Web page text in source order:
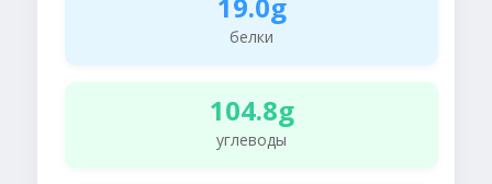
19.0g
белки
104.8g
углеводы